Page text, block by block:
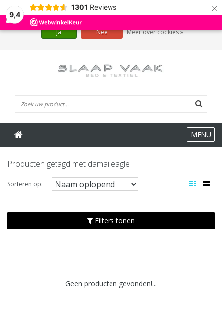
9,4
1301 Reviews ×
MENU
Producten getagd met damai eagle
Sorteren op:
Filters tonen
Geen producten gevonden!...
Wij slaan cookies op om onze website te verbeteren. Is dat akkoord?
Ja Nee Meer over cookies »